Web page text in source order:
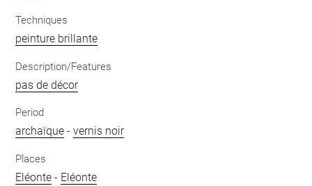
Techniques
peinture brillante
Description/Features
pas de décor
Period
archaïque -vernis noir
Places
Eléonte - Eléonte